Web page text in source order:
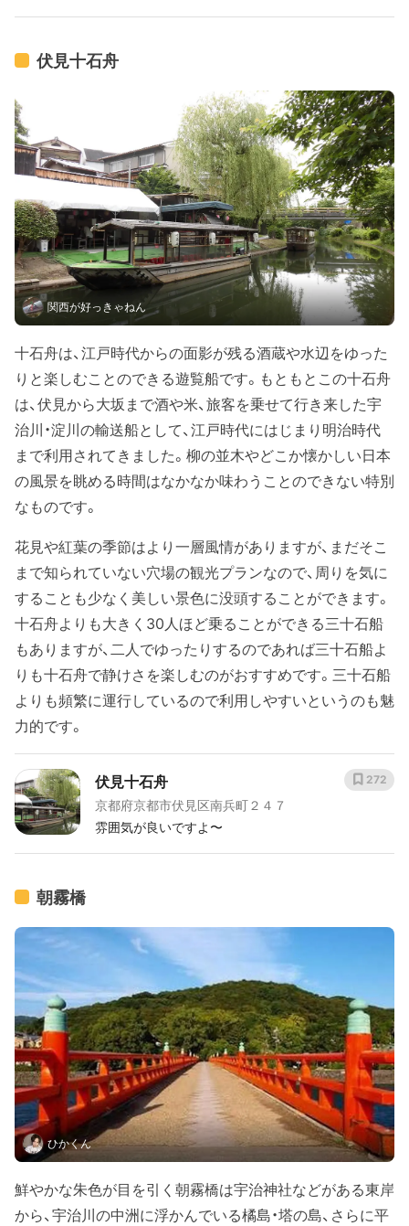
伏見十石舟
関西が好っきゃねん
十石舟は、江戸時代からの面影が残る酒蔵や水辺をゆった
りと楽しむことのできる遊覧船です。もともとこの十石舟
は、伏見から大坂まで酒や米、旅客を乗せて行き来した宇
治川・淀川の輸送船として、江戸時代にはじまり明治時代
まで利用されてきました。柳の並木やどこか懐かしい日本
の風景を眺める時間はなかなか味わうことのできない特別
なものです。
花見や紅葉の季節はより一層風情がありますが、まだそこ
まで知られていない穴場の観光プランなので、周りを気に
することも少なく美しい景色に没頭することができます。
十石舟よりも大きく30人ほど乗ることができる三十石船
もありますが、二人でゆったりするのであれば三十石船よ
りも十石舟で静けさを楽しむのがおすすめです。三十石船
よりも頻繁に運行しているので利用しやすいというのも魅
力的です。
伏見十石舟
京都府京都市伏見区南兵町２４７
雰囲気が良いですよ〜
272
朝霧橋
ひかくん
鮮やかな朱色が目を引く朝霧橋は宇治神社などがある東岸
から、宇治川の中洲に浮かんでいる橘島・塔の島、さらに平